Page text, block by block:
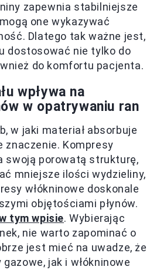
zapewnia stabilniejsze
one wykazywać
Dlatego tak ważne jest,
dostosować nie tylko do
do komfortu pacjenta.
wpływa na
w opatrywaniu ran
w jaki materiał absorbuje
znaczenie. Kompresy
swoją porowatą strukturę,
mniejsze ilości wydzieliny,
włókninowe doskonale
objętościami płynów.
tym wpisie. Wybierając
nie warto zapominać o
jest mieć na uwadze, że
jak i włókninowe